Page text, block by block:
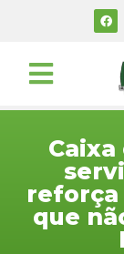
reforça
que